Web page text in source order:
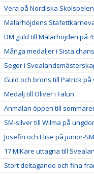
Vera på Nordiska
Mälarhöjdens
DM guld till Mälarhöjden på
Många medaljer i Sista
Seger i
Guld och brons till Patrick på
Medalj till Oliver i Falun
Anmälan öppen till
SM-silver till Wilma på
Josefin och Elise på junior-
17 MIKare uttagna till
Stort deltagande och fina